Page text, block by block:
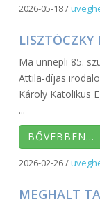
2026-05-18/
LISZTÓCZKY
Ma ünnepli 85.
Attila-díjas
Károly Katolikus
...
BŐVEBBEN…
2026-02-26/
MEGHALT